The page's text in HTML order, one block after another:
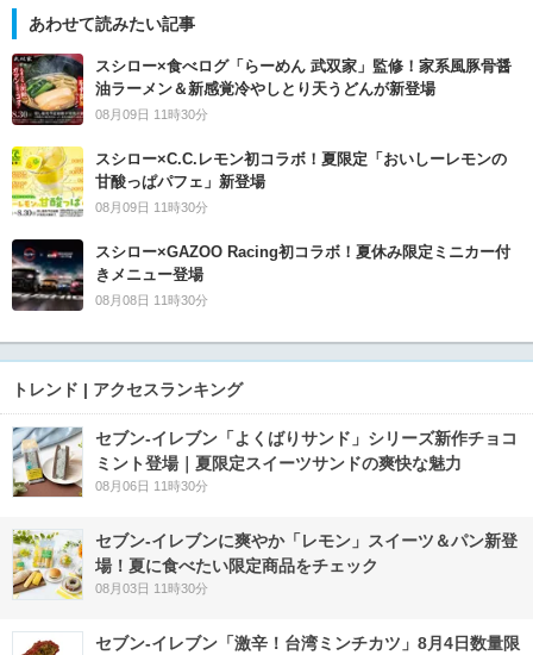
あわせて読みたい記事
スシロー×食べログ「らーめん 武双家」監修！家系風豚骨醤
油ラーメン＆新感覚冷やしとり天うどんが新登場
08月09日 11時30分
スシロー×C.C.レモン初コラボ！夏限定「おいしーレモンの
甘酸っぱパフェ」新登場
08月09日 11時30分
スシロー×GAZOO Racing初コラボ！夏休み限定ミニカー付
きメニュー登場
08月08日 11時30分
トレンド | アクセスランキング
セブン‐イレブン「よくばりサンド」シリーズ新作チョコ
ミント登場｜夏限定スイーツサンドの爽快な魅力
08月06日 11時30分
セブン‐イレブンに爽やか「レモン」スイーツ＆パン新登
場！夏に食べたい限定商品をチェック
08月03日 11時30分
セブン-イレブン「激辛！台湾ミンチカツ」8月4日数量限